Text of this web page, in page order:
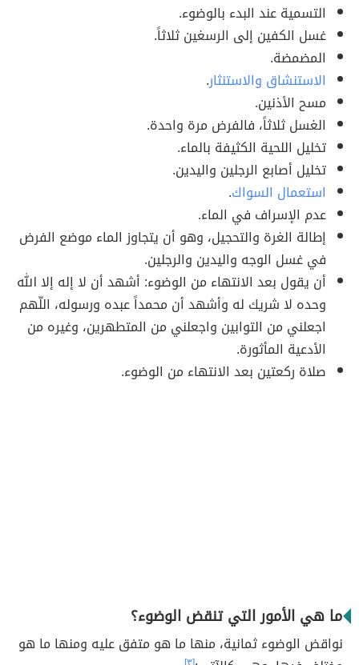
التسمية عند البدء بالوضوء.
غسل الكفين إلى الرسغين ثلاثاً.
المضمضة.
الاستنشاق والاستنثار.
مسح الأذنين.
الغسل ثلاثاً، فالفرض مرة واحدة.
تخليل اللحية الكثيفة بالماء.
تخليل أصابع الرجلين واليدين.
استعمال السواك.
عدم الإسراف في الماء.
إطالة الغرة والتحجيل، وهو أن يتجاوز الماء موضع الفرض
في غسل الوجه واليدين والرجلين.
أن يقول بعد الانتهاء من الوضوء: أشهد أن لا إله إلا الله
وحده لا شريك له وأشهد أن محمداً عبده ورسوله، اللّهم
اجعلني من التوابين واجعلني من المتطهرين، وغيره من
الأدعية المأثورة.
صلاة ركعتين بعد الانتهاء من الوضوء.
ما هي الأمور التي تنقض الوضوء؟
نواقض الوضوء ثمانية، منها ما هو متفق عليه ومنها ما هو